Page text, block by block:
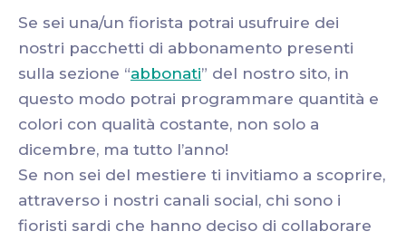
Se sei una/un fiorista potrai usufruire dei
nostri pacchetti di abbonamento presenti
sulla sezione “abbonati” del nostro sito, in
questo modo potrai programmare quantità e
colori con qualità costante, non solo a
dicembre, ma tutto l’anno!
Se non sei del mestiere ti invitiamo a scoprire,
attraverso i nostri canali social, chi sono i
fioristi sardi che hanno deciso di collaborare